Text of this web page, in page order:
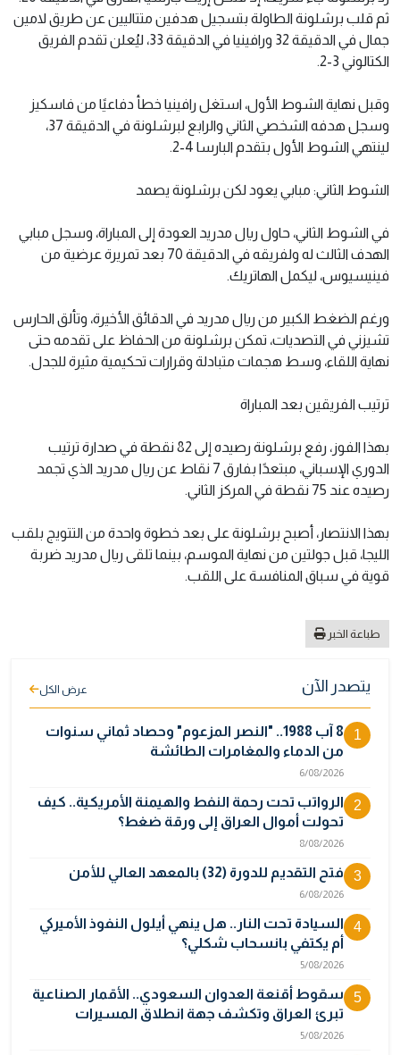
ثم قلب برشلونة الطاولة بتسجيل هدفين متتاليين عن طريق لامين
جمال في الدقيقة 32 ورافينيا في الدقيقة 33، ليُعلن تقدم الفريق
الكتالوني 3-2.
وقبل نهاية الشوط الأول، استغل رافينيا خطأ دفاعيًا من فاسكيز
وسجل هدفه الشخصي الثاني والرابع لبرشلونة في الدقيقة 37،
لينتهي الشوط الأول بتقدم البارسا 4-2.
الشوط الثاني: مبابي يعود لكن برشلونة يصمد
في الشوط الثاني، حاول ريال مدريد العودة إلى المباراة، وسجل مبابي
الهدف الثالث له ولفريقه في الدقيقة 70 بعد تمريرة عرضية من
فينيسيوس، ليكمل الهاتريك.
ورغم الضغط الكبير من ريال مدريد في الدقائق الأخيرة، وتألق الحارس
تشيزني في التصديات، تمكن برشلونة من الحفاظ على تقدمه حتى
نهاية اللقاء، وسط هجمات متبادلة وقرارات تحكيمية مثيرة للجدل.
ترتيب الفريقين بعد المباراة
بهذا الفوز، رفع برشلونة رصيده إلى 82 نقطة في صدارة ترتيب
الدوري الإسباني، مبتعدًا بفارق 7 نقاط عن ريال مدريد الذي تجمد
رصيده عند 75 نقطة في المركز الثاني.
بهذا الانتصار، أصبح برشلونة على بعد خطوة واحدة من التتويج بلقب
الليجا، قبل جولتين من نهاية الموسم، بينما تلقى ريال مدريد ضربة
قوية في سباق المنافسة على اللقب.
طباعة الخبر
يتصدر الآن عرض الكل
1
8 آب 1988.. "النصر المزعوم" وحصاد ثماني سنوات
من الدماء والمغامرات الطائشة
6/08/2026
2
الرواتب تحت رحمة النفط والهيمنة الأمريكية.. كيف
تحولت أموال العراق إلى ورقة ضغط؟
8/08/2026
3 فتح التقديم للدورة (32) بالمعهد العالي للأمن
6/08/2026
4
السيادة تحت النار.. هل ينهي أيلول النفوذ الأميركي
أم يكتفي بانسحاب شكلي؟
5/08/2026
5
سقوط أقنعة العدوان السعودي.. الأقمار الصناعية
تبرئ العراق وتكشف جهة انطلاق المسيرات
5/08/2026